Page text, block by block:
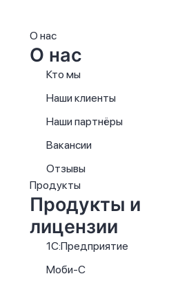
О нас
О нас
Кто мы
Наши клиенты
Наши партнёры
Вакансии
Отзывы
Продукты
Продукты и
лицензии
1С:Предприятие
Моби-С